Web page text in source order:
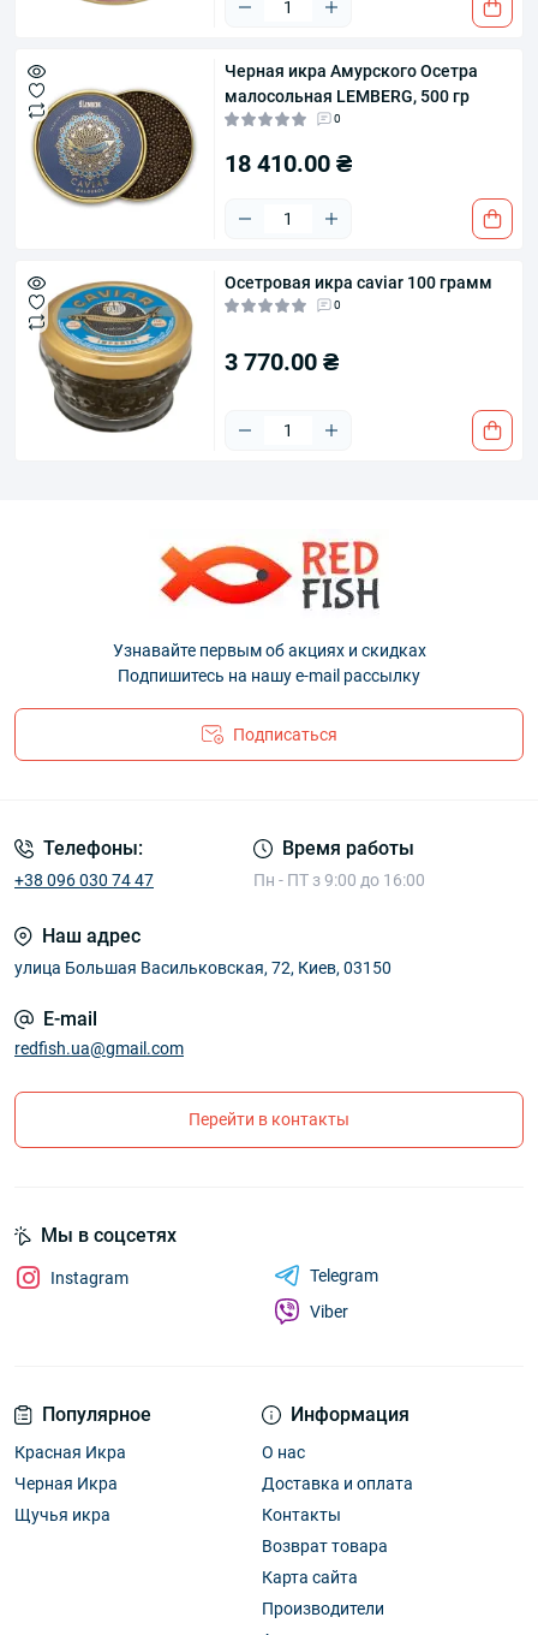
Черная икра Амурского Осетра
малосольная LEMBERG, 500 гр
0
18 410.00 ₴
Осетровая икра caviar 100 грамм
0
3 770.00 ₴
Узнавайте первым об акциях и скидках
Подпишитесь на нашу e-mail рассылку
Подписаться
Телефоны:
+38 096 030 74 47
Время работы
Пн - ПТ з 9:00 до 16:00
Наш адрес
улица Большая Васильковская, 72, Киев, 03150
E-mail
redfish.ua@gmail.com
Перейти в контакты
Популярное
Красная Икра
Черная Икра
Щучья икра
Информация
О нас
Доставка и оплата
Контакты
Возврат товара
Карта сайта
Производители
Мы в соцсетях
Instagram
Telegram
Viber